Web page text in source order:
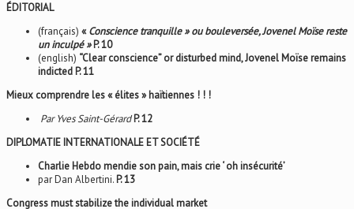
ÉDITORIAL
(français) «Conscience tranquille » ou bouleversée, Jovenel Moïse reste
un inculpé »P. 10
(english) “Clear conscience” or disturbed mind, Jovenel Moïse remains
indicted P. 11
Mieux comprendre les « élites » haïtiennes ! ! !
Par Yves Saint-GérardP. 12
DIPLOMATIE INTERNATIONALE ET SOCIÉTÉ
Charlie Hebdo mendie son pain, mais crie ‘ oh insécurité’
par Dan Albertini. P. 13
Congress must stabilize the individual market